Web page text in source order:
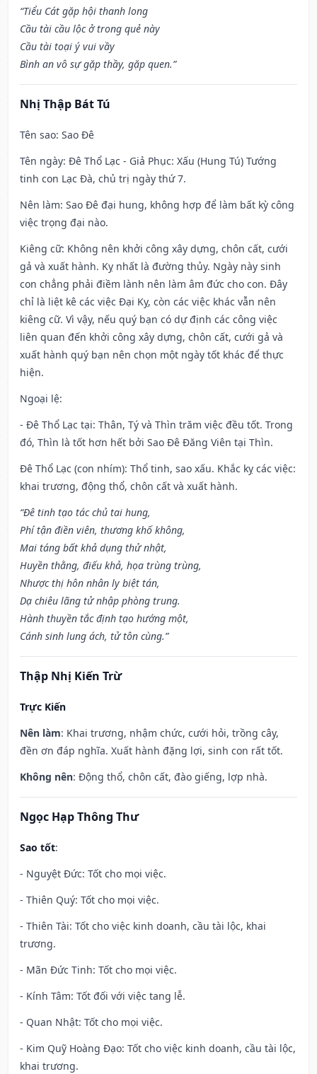
“Tiểu Cát gặp hội thanh long
Cầu tài cầu lộc ở trong quẻ này
Cầu tài toại ý vui vầy
Bình an vô sự gặp thầy, gặp quen.”
Nhị Thập Bát Tú
Tên sao: Sao Đê
Tên ngày: Đê Thổ Lạc - Giả Phục: Xấu (Hung Tú) Tướng
tinh con Lạc Đà, chủ trị ngày thứ 7.
Nên làm: Sao Đê đại hung, không hợp để làm bất kỳ công
việc trọng đại nào.
Kiêng cữ: Không nên khởi công xây dựng, chôn cất, cưới
gả và xuất hành. Kỵ nhất là đường thủy. Ngày này sinh
con chẳng phải điềm lành nên làm âm đức cho con. Đây
chỉ là liệt kê các việc Đại Kỵ, còn các việc khác vẫn nên
kiêng cữ. Vì vậy, nếu quý bạn có dự định các công việc
liên quan đến khởi công xây dựng, chôn cất, cưới gả và
xuất hành quý bạn nên chọn một ngày tốt khác để thực
hiện.
Ngoại lệ:
- Đê Thổ Lạc tại: Thân, Tý và Thìn trăm việc đều tốt. Trong
đó, Thìn là tốt hơn hết bởi Sao Đê Đăng Viên tại Thìn.
Đê Thổ Lạc (con nhím): Thổ tinh, sao xấu. Khắc kỵ các việc:
khai trương, động thổ, chôn cất và xuất hành.
“Đê tinh tạo tác chủ tai hung,
Phí tận điền viên, thương khố không,
Mai táng bất khả dụng thử nhật,
Huyền thằng, điếu khả, họa trùng trùng,
Nhược thị hôn nhân ly biệt tán,
Dạ chiêu lãng tử nhập phòng trung.
Hành thuyền tắc định tạo hướng một,
Cánh sinh lung ách, tử tôn cùng.”
Thập Nhị Kiến Trừ
Trực Kiến
Nên làm: Khai trương, nhậm chức, cưới hỏi, trồng cây,
đền ơn đáp nghĩa. Xuất hành đặng lợi, sinh con rất tốt.
Không nên: Động thổ, chôn cất, đào giếng, lợp nhà.
Ngọc Hạp Thông Thư
Sao tốt:
- Nguyệt Đức: Tốt cho mọi việc.
- Thiên Quý: Tốt cho mọi việc.
- Thiên Tài: Tốt cho việc kinh doanh, cầu tài lộc, khai
trương.
- Mãn Đức Tinh: Tốt cho mọi việc.
- Kính Tâm: Tốt đối với việc tang lễ.
- Quan Nhật: Tốt cho mọi việc.
- Kim Quỹ Hoàng Đạo: Tốt cho việc kinh doanh, cầu tài lộc,
khai trương.